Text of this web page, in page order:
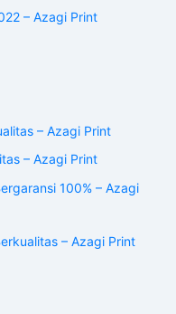
– Azagi Print
– Azagi Print
– Azagi Print
100% – Azagi
– Azagi Print